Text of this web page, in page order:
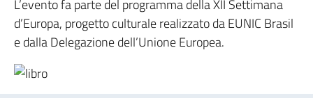
L’evento fa parte del programma della XII Settimana
d’Europa, progetto culturale realizzato da EUNIC Brasil
e dalla Delegazione dell’Unione Europea.